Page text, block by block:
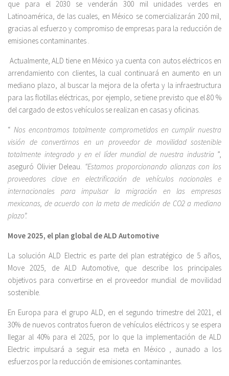
que para el 2030 se venderán 300 mil unidades verdes en
Latinoamérica, de las cuales, en México se comercializarán 200 mil,
gracias al esfuerzo y compromiso de empresas para la reducción de
emisiones contaminantes .
Actualmente, ALD tiene en México ya cuenta con autos eléctricos en
arrendamiento con clientes, la cual continuará en aumento en un
mediano plazo, al buscar la mejora de la oferta y la infraestructura
para las flotillas eléctricas, por ejemplo, se tiene previsto que el 80 %
del cargado de estos vehículos se realizan en casas y oficinas.
“Nos encontramos totalmente comprometidos en cumplir nuestra
visión de convertirnos en un proveedor de movilidad sostenible
totalmente integrado y en el líder mundial de nuestra industria”,
aseguró Olivier Deleau. “Estamos proporcionando alianzas con los
proveedores clave en electrificación de vehículos nacionales e
internacionales para impulsar la migración en las empresas
mexicanas, de acuerdo con la meta de medición de CO2 a mediano
plazo”.
Move 2025, el plan global de ALD Automotive
La solución ALD Electric es parte del plan estratégico de 5 años,
Move 2025, de ALD Automotive, que describe los principales
objetivos para convertirse en el proveedor mundial de movilidad
sostenible.
En Europa para el grupo ALD, en el segundo trimestre del 2021, el
30% de nuevos contratos fueron de vehículos eléctricos y se espera
llegar al 40% para el 2025, por lo que la implementación de ALD
Electric impulsará a seguir esa meta en México , aunado a los
esfuerzos por la reducción de emisiones contaminantes.